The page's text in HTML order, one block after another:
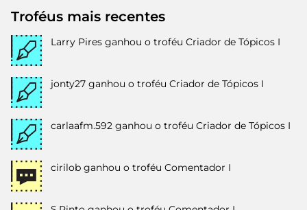
Troféus mais recentes
Larry Pires ganhou o troféu Criador de Tópicos I
jonty27 ganhou o troféu Criador de Tópicos I
carlaafm.592 ganhou o troféu Criador de Tópicos I
cirilob ganhou o troféu Comentador I